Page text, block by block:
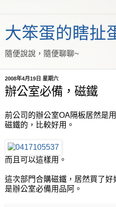
大笨蛋的瞎扯
隨便說說，隨便聊聊~
2008年4月19日 星期六
辦公室必備，磁鐵
前公司的辦公室OA隔板居然是
磁鐵的，比較好用。
而且可以這樣用。
這次部門合購磁鐵，居然買了
是辦公室必備用品阿。